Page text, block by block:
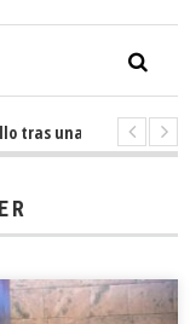
una jornada de